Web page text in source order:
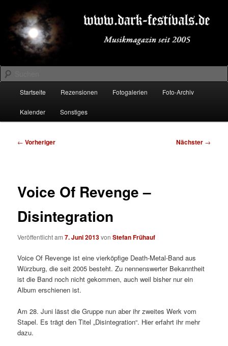
primären
Inhalt
springenDARK-FESTIVALS.DE
Suchen
Startseite Rezensionen Fotogalerien Foto-Archiv
Kalender Sonstiges
Beitragsnavigation
← Vorheriger Nächster →
Voice Of Revenge –
Disintegration
Veröffentlicht am7. Juni 2013vonStefan Frühauf
Voice Of Revenge ist eine vierköpfige Death-Metal-Band aus
Würzburg, die seit 2005 besteht. Zu nennenswerter Bekanntheit
ist die Band noch nicht gekommen, auch weil bisher nur ein
Album erschienen ist.
Am 28. Juni lässt die Gruppe nun aber ihr zweites Werk vom
Stapel. Es trägt den Titel „Disintegration“. Hier erfahrt ihr mehr
dazu.